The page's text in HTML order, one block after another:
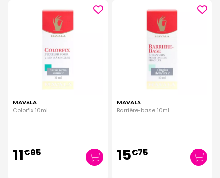
MAVALA
Colorfix 10ml
11€95
MAVALA
Barrière-base 10ml
15€75